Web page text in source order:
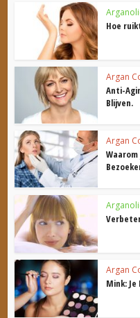
Hoe
Argan
Anti-
Blijven.
Argan
Argan
Mink: